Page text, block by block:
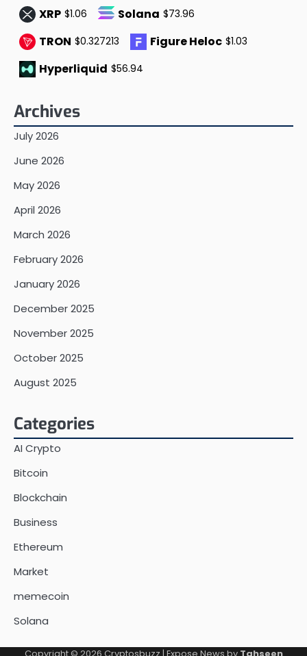
XRP $1.06 Solana $73.96
TRON $0.327213 Figure Heloc $1.03
Hyperliquid $56.94
Archives
July 2026
June 2026
May 2026
April 2026
March 2026
February 2026
January 2026
December 2025
November 2025
October 2025
August 2025
Categories
AI Crypto
Bitcoin
Blockchain
Business
Ethereum
Market
memecoin
Solana